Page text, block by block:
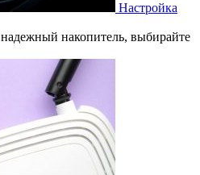
Настройка
накопитель, выбирайте